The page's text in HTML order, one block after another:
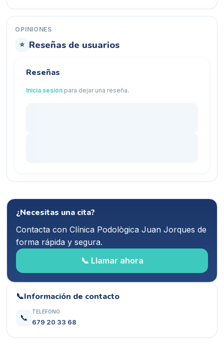
OPINIONES
⭐ Reseñas de usuarios
Reseñas
Inicia sesión para dejar una reseña.
¿Necesitas una cita?
Contacta conClínica Podològica Juan Jorques de
forma rápida y segura.
📞 Llamar ahora
📞Información de contacto
📞
TELÉFONO
679 20 33 68